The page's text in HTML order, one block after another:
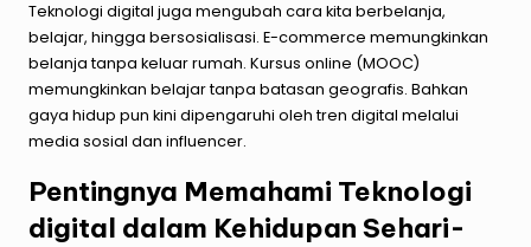
Teknologi digital juga mengubah cara kita berbelanja,
belajar, hingga bersosialisasi. E-commerce memungkinkan
belanja tanpa keluar rumah. Kursus online (MOOC)
memungkinkan belajar tanpa batasan geografis. Bahkan
gaya hidup pun kini dipengaruhi oleh tren digital melalui
media sosial dan influencer.
Pentingnya Memahami Teknologi
digital dalam Kehidupan Sehari-